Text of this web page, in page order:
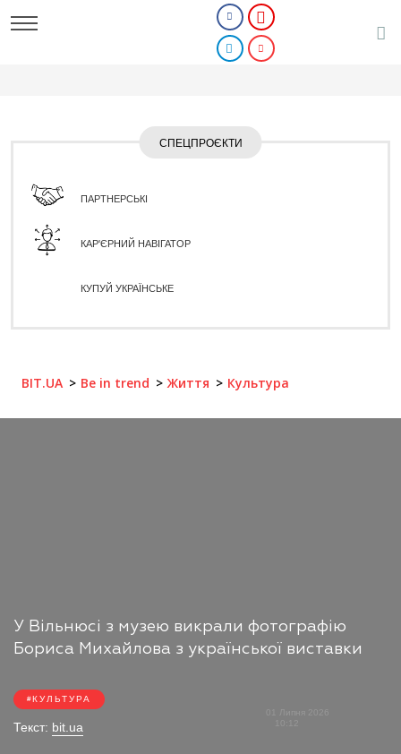
СПЕЦПРОЄКТИ
ПАРТНЕРСЬКІ
КАР'ЄРНИЙ НАВІГАТОР
КУПУЙ УКРАЇНСЬКЕ
BIT.UA Be in trend Життя Культура
У Вільнюсі з музею викрали фотографію
Бориса Михайлова з української виставки
КУЛЬТУРА
Текст: bit.ua
01 Липня 2026